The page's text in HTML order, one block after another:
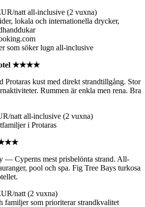
natt all-inclusive (2 vuxna)
lokala och internationella drycker,
som söker lugn all-inclusive
★★★★
Protaras kust med direkt strandtillgång. Stor
Rummen är enkla men rena. Bra
natt all-inclusive (2 vuxna)
i Protaras
— Cyperns mest prisbelönta strand. All-
pool och spa. Fig Tree Bays turkosa
natt (2 vuxna)
familjer som prioriterar strandkvalitet